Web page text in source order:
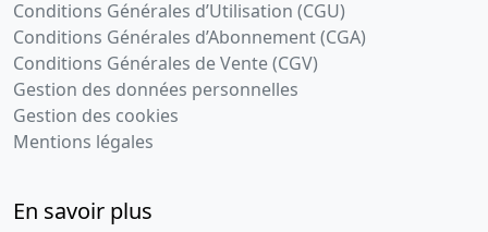
Conditions Générales d’Utilisation (CGU)
Conditions Générales d’Abonnement (CGA)
Conditions Générales de Vente (CGV)
Gestion des données personnelles
Gestion des cookies
Mentions légales
En savoir plus